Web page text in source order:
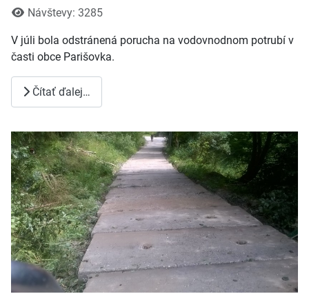
Návštevy: 3285
V júli bola odstránená porucha na vodovnodnom potrubí v
časti obce Parišovka.
Čítať ďalej…